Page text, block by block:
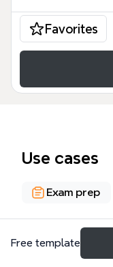
Favorites
Use cases
Exam prep
About
Free template